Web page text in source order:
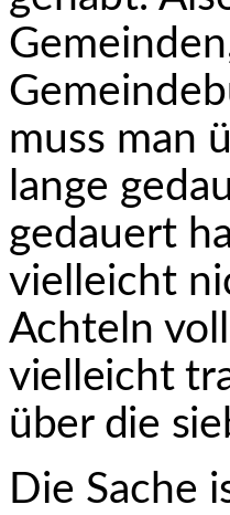
muss man
lange
gedauert
vielleicht
Achteln
vielleicht
über die
Die Sache